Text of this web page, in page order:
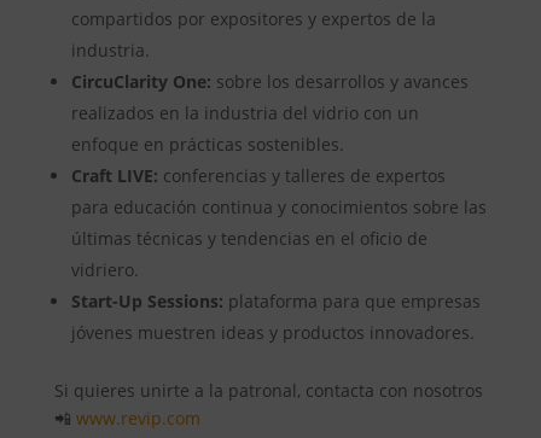
compartidos por expositores y expertos de la
industria.
CircuClarity One: sobre los desarrollos y avances
realizados en la industria del vidrio con un
enfoque en prácticas sostenibles.
Craft LIVE: conferencias y talleres de expertos
para educación continua y conocimientos sobre las
últimas técnicas y tendencias en el oficio de
vidriero.
Start-Up Sessions: plataforma para que empresas
jóvenes muestren ideas y productos innovadores.
Si quieres unirte a la patronal, contacta con nosotros
📲 www.revip.com